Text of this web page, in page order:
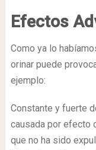
Efectos
Como ya lo
orinar puede
ejemplo:
Constante y fuerte
causada por efecto
que no ha sido